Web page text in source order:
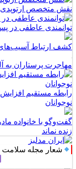
نقش متخصص ارتوپدی
توانمندی عاطفی در
کشف ارتباط آسیب‌های
مهاجرت پرستاران به
رابطه مستقیم افزایش
نوجوانان
گفت‌وگو با خانواده
زنده نماند
شعار مجله سلامت